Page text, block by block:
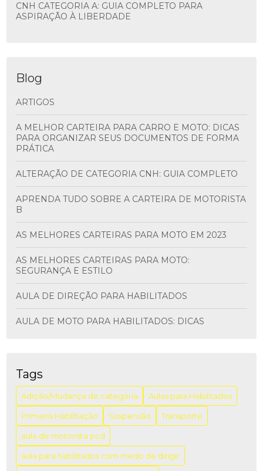
CNH CATEGORIA A: GUIA COMPLETO PARA
ASPIRAÇÃO À LIBERDADE
Blog
ARTIGOS
A MELHOR CARTEIRA PARA CARRO E MOTO: DICAS
PARA ORGANIZAR SEUS DOCUMENTOS DE FORMA
PRÁTICA
ALTERAÇÃO DE CATEGORIA CNH: GUIA COMPLETO
APRENDA TUDO SOBRE A CARTEIRA DE MOTORISTA
B
AS MELHORES CARTEIRAS PARA MOTO EM 2023
AS MELHORES CARTEIRAS PARA MOTO:
SEGURANÇA E ESTILO
AULA DE DIREÇÃO PARA HABILITADOS
AULA DE MOTO PARA HABILITADOS: DICAS
IMPORTANTES
INCLUSÃO E A SEGURANÇA NO TRÂNSITO
AULA DIREÇÃO PARA HABILITADOS: APRENDA COM
SEGURANÇA
AULA DIREÇÃO PARA HABILITADOS: DICAS PARA
Tags
Adição/Mudança de categoria Aulas para Habilitados
Primeira Habilitação Suspensão Transporte
aula de motorista pcd
aula para habilitados com medo de dirigir